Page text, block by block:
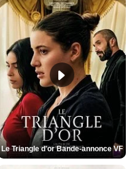
Le Triangle d'or Bande-annonce VF